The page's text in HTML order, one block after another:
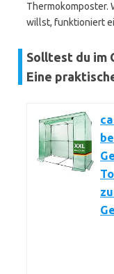
Thermokomposter.
willst, funktioniert
Solltest du im
Eine